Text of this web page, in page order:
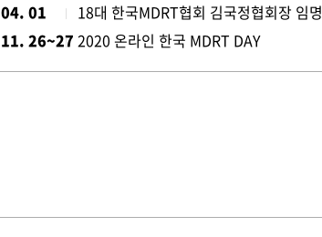
04. 01
18대 한국MDRT협회 김국정협회장 임명
11. 26~27 2020 온라인 한국 MDRT DAY